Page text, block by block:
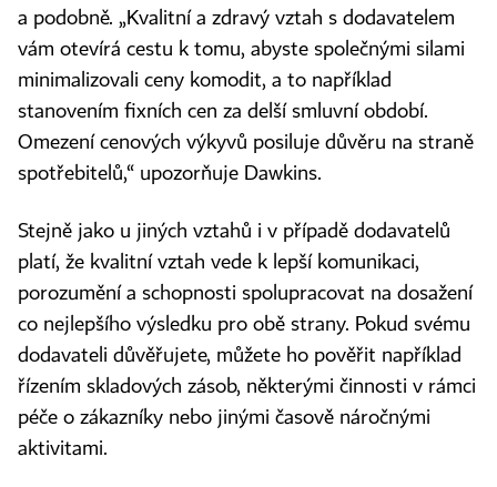
a podobně. „Kvalitní a zdravý vztah s dodavatelem
vám otevírá cestu k tomu, abyste společnými silami
minimalizovali ceny komodit, a to například
stanovením fixních cen za delší smluvní období.
Omezení cenových výkyvů posiluje důvěru na straně
spotřebitelů,“ upozorňuje Dawkins.
Stejně jako u jiných vztahů i v případě dodavatelů
platí, že kvalitní vztah vede k lepší komunikaci,
porozumění a schopnosti spolupracovat na dosažení
co nejlepšího výsledku pro obě strany. Pokud svému
dodavateli důvěřujete, můžete ho pověřit například
řízením skladových zásob, některými činnosti v rámci
péče o zákazníky nebo jinými časově náročnými
aktivitami.